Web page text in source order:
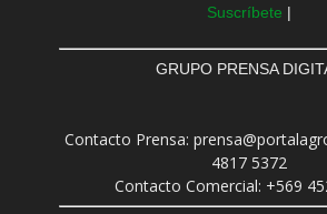
Suscríbete |
GRUPO PRENSA
Contacto Prensa:
4817 5372
Contacto Comercial: +569